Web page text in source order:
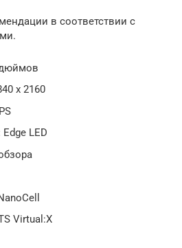
в соответствии с
х 2160
LED
Virtual:X